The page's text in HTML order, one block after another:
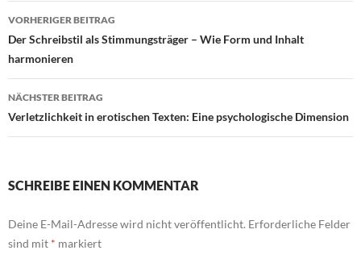
Beitragsnavigation
VORHERIGER BEITRAG
Der Schreibstil als Stimmungsträger – Wie Form und Inhalt
harmonieren
NÄCHSTER BEITRAG
Verletzlichkeit in erotischen Texten: Eine psychologische Dimension
SCHREIBE EINEN KOMMENTAR
Deine E-Mail-Adresse wird nicht veröffentlicht. Erforderliche Felder
sind mit * markiert